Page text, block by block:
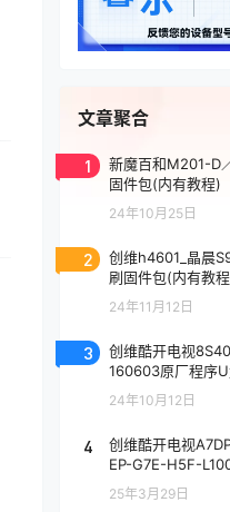
文章聚合
1
新魔百和M201-D
固件包(内有教程)
24年10月25日
2
创维h4601_晶晨
刷固件包(内有教
24年11月12日
3
创维酷开电视
160603原厂程序
24年10月12日
4
创维酷开电视
EP-G7E-H5F-
P-P6E-Q7D-
程序ZIP包
25年3月29日